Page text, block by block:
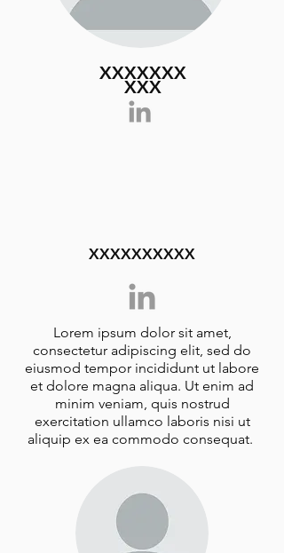
XXXXXXX
XXX
XXXXXXXXXX
Lorem ipsum dolor sit amet,
consectetur adipiscing elit, sed do
eiusmod tempor incididunt ut labore
et dolore magna aliqua. Ut enim ad
minim veniam, quis nostrud
exercitation ullamco laboris nisi ut
aliquip ex ea commodo consequat.